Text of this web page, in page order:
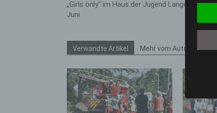
„Girls only“ im Haus der Jugend Langenhagen
Juni
Verwandte Artikel Mehr vom Autor